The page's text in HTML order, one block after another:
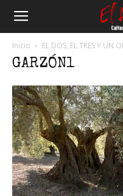
Inicio EL DOS, EL TRES Y UN
GARZÓN1